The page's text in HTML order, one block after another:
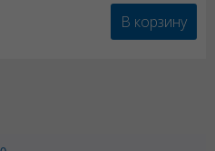
В корзину